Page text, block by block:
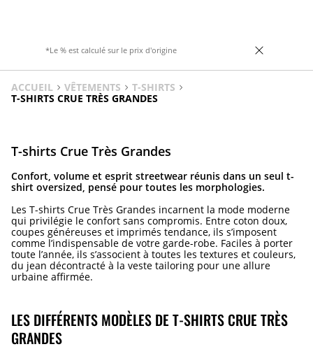
*Le % est calculé sur le prix d'origine
ACCUEIL VÊTEMENTS
T-SHIRTS
T-SHIRTS CRUE TRÈS GRANDES
T-shirts Crue Très Grandes
Confort, volume et esprit streetwear réunis dans un seul t-
shirt oversized, pensé pour toutes les morphologies.
Les T-shirts Crue Très Grandes incarnent la mode moderne
qui privilégie le confort sans compromis. Entre coton doux,
coupes généreuses et imprimés tendance, ils s’imposent
comme l’indispensable de votre garde-robe. Faciles à porter
toute l’année, ils s’associent à toutes les textures et couleurs,
du jean décontracté à la veste tailoring pour une allure
urbaine affirmée.
LES DIFFÉRENTS MODÈLES DE T-SHIRTS CRUE TRÈS
GRANDES